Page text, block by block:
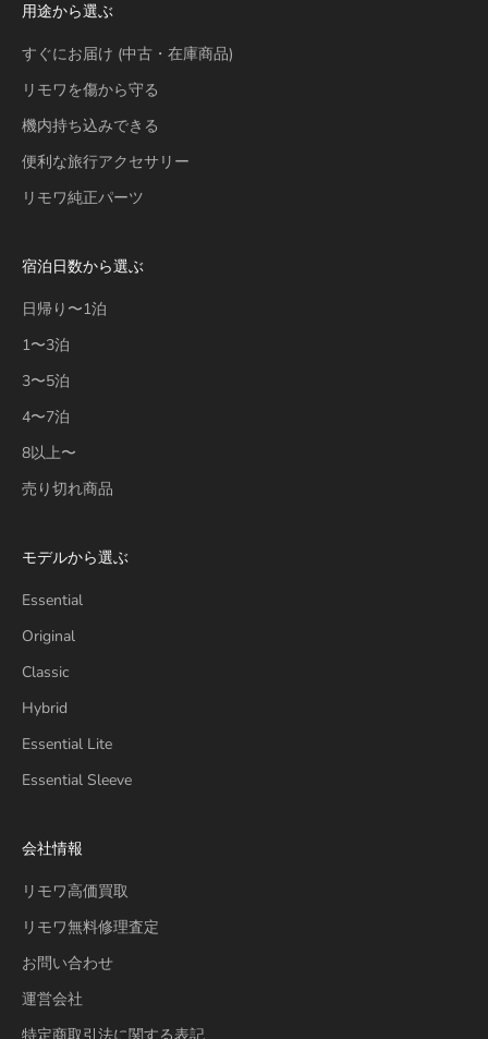
用途から選ぶ
すぐにお届け (中古・在庫商品)
リモワを傷から守る
機内持ち込みできる
便利な旅行アクセサリー
リモワ純正パーツ
宿泊日数から選ぶ
日帰り〜1泊
1〜3泊
3〜5泊
4〜7泊
8以上〜
売り切れ商品
モデルから選ぶ
Essential
Original
Classic
Hybrid
Essential Lite
Essential Sleeve
会社情報
リモワ高価買取
リモワ無料修理査定
お問い合わせ
運営会社